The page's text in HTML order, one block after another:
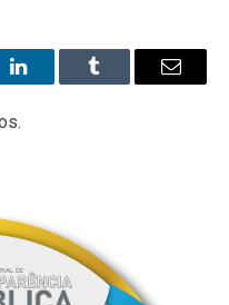
LinkedInTumblr
E-